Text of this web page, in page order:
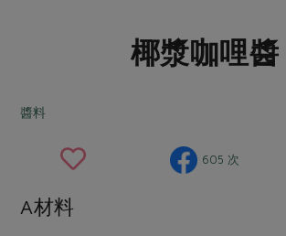
水產
調理食材・點心
休閒零嘴
湯品．鍋物
合作25-精選產品第四彈
合作25-精選產品第三彈
關注議題
減硝酸鹽 惜食
廢核運動
產品檢驗
自主把關
硝酸鹽檢驗
椰漿咖哩醬
醬料
605 次
A材料